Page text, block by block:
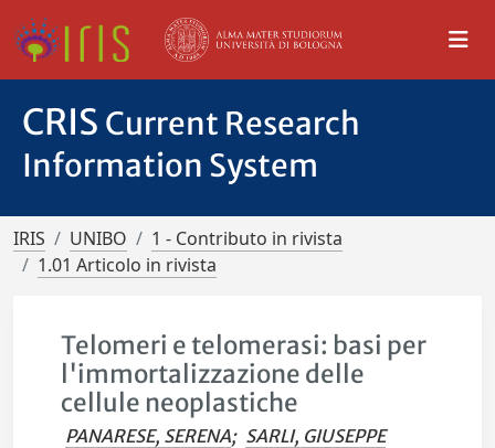
CRIS Current Research
Information System
IRIS UNIBO
1 - Contributo in rivista
1.01 Articolo in rivista
Telomeri e telomerasi: basi per
l'immortalizzazione delle
cellule neoplastiche
PANARESE, SERENA; SARLI, GIUSEPPE